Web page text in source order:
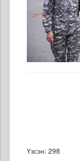
Үзсэн: 298